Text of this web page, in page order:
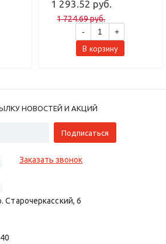
1 293.52 руб.
1 724.69 руб.
-
+
В корзину
НОВОСТЕЙ И АКЦИЙ
Заказать звонок
Старочеркасский, 6